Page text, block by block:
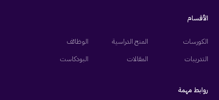
الأقسام
الكورسات المنح الدراسية
الوظائف
التدريبات
المقالات البودكاست
روابط مهمة